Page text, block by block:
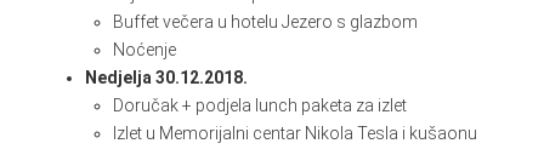
Buffet večera u hotelu Jezero s glazbom
Noćenje
Nedjelja 30.12.2018.
Doručak + podjela lunch paketa za izlet
Izlet u Memorijalni centar Nikola Tesla i kušaonu